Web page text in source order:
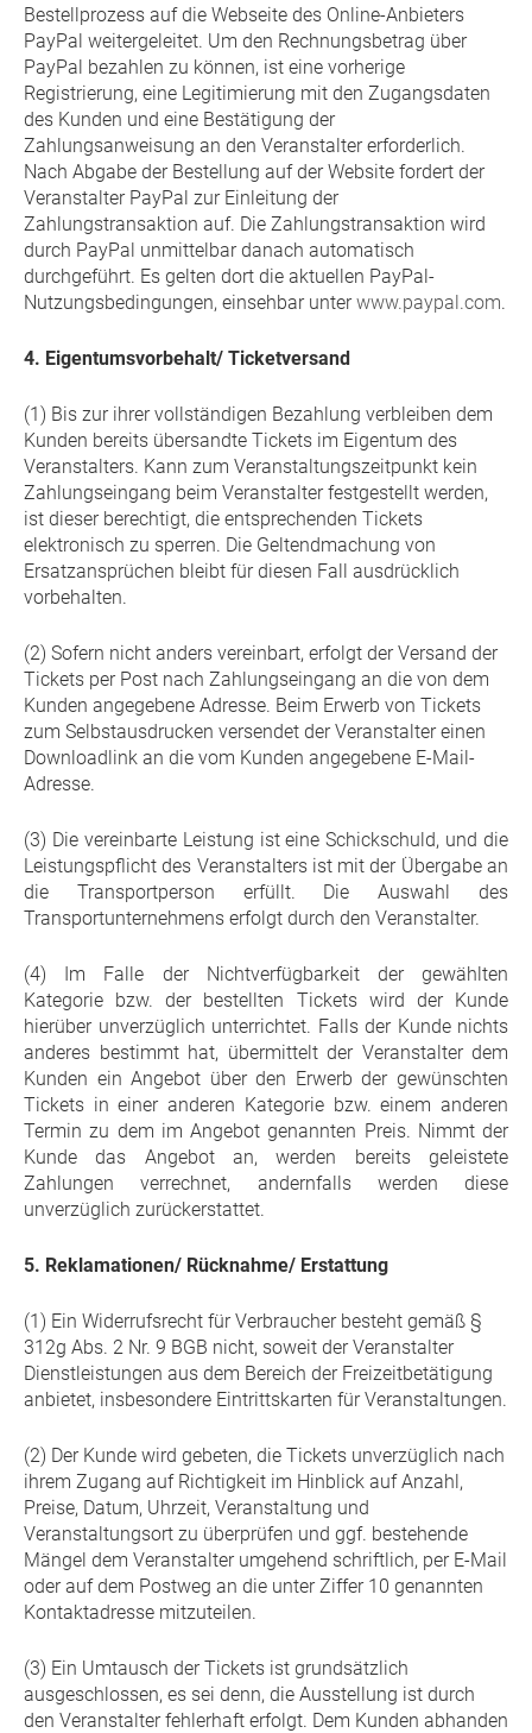
Bestellprozess auf die Webseite des Online-Anbieters
PayPal weitergeleitet. Um den Rechnungsbetrag über
PayPal bezahlen zu können, ist eine vorherige
Registrierung, eine Legitimierung mit den Zugangsdaten
des Kunden und eine Bestätigung der
Zahlungsanweisung an den Veranstalter erforderlich.
Nach Abgabe der Bestellung auf der Website fordert der
Veranstalter PayPal zur Einleitung der
Zahlungstransaktion auf. Die Zahlungstransaktion wird
durch PayPal unmittelbar danach automatisch
durchgeführt. Es gelten dort die aktuellen PayPal-
Nutzungsbedingungen, einsehbar unterwww.paypal.com.
4. Eigentumsvorbehalt/ Ticketversand
(1) Bis zur ihrer vollständigen Bezahlung verbleiben dem
Kunden bereits übersandte Tickets im Eigentum des
Veranstalters. Kann zum Veranstaltungszeitpunkt kein
Zahlungseingang beim Veranstalter festgestellt werden,
ist dieser berechtigt, die entsprechenden Tickets
elektronisch zu sperren. Die Geltendmachung von
Ersatzansprüchen bleibt für diesen Fall ausdrücklich
vorbehalten.
(2) Sofern nicht anders vereinbart, erfolgt der Versand der
Tickets per Post nach Zahlungseingang an die von dem
Kunden angegebene Adresse. Beim Erwerb von Tickets
zum Selbstausdrucken versendet der Veranstalter einen
Downloadlink an die vom Kunden angegebene E-Mail-
Adresse.
(3) Die vereinbarte Leistung ist eine Schickschuld, und die
Leistungspflicht des Veranstalters ist mit der Übergabe an
die Transportperson erfüllt. Die Auswahl des
Transportunternehmens erfolgt durch den Veranstalter.
(4) Im Falle der Nichtverfügbarkeit der gewählten
Kategorie bzw. der bestellten Tickets wird der Kunde
hierüber unverzüglich unterrichtet. Falls der Kunde nichts
anderes bestimmt hat, übermittelt der Veranstalter dem
Kunden ein Angebot über den Erwerb der gewünschten
Tickets in einer anderen Kategorie bzw. einem anderen
Termin zu dem im Angebot genannten Preis. Nimmt der
Kunde das Angebot an, werden bereits geleistete
Zahlungen verrechnet, andernfalls werden diese
unverzüglich zurückerstattet.
5. Reklamationen/ Rücknahme/ Erstattung
(1) Ein Widerrufsrecht für Verbraucher besteht gemäß §
312g Abs. 2 Nr. 9 BGB nicht, soweit der Veranstalter
Dienstleistungen aus dem Bereich der Freizeitbetätigung
anbietet, insbesondere Eintrittskarten für Veranstaltungen.
(2) Der Kunde wird gebeten, die Tickets unverzüglich nach
ihrem Zugang auf Richtigkeit im Hinblick auf Anzahl,
Preise, Datum, Uhrzeit, Veranstaltung und
Veranstaltungsort zu überprüfen und ggf. bestehende
Mängel dem Veranstalter umgehend schriftlich, per E-Mail
oder auf dem Postweg an die unter Ziffer 10 genannten
Kontaktadresse mitzuteilen.
(3) Ein Umtausch der Tickets ist grundsätzlich
ausgeschlossen, es sei denn, die Ausstellung ist durch
den Veranstalter fehlerhaft erfolgt. Dem Kunden abhanden